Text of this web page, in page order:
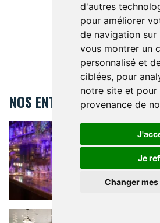
d'autres
pour améliorer
de navigation
vous montrer un
personnalisé et
ciblées, pour
notre site et pour
provenance de
Je
Changer
NOS ENTREPRISES
Place
The Network
Kids&Us language school - Woluwé